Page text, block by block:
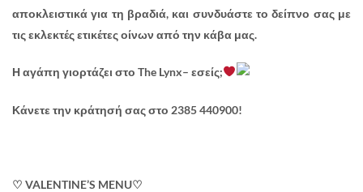
αποκλειστικά για τη βραδιά, και συνδυάστε το δείπνο σας με
τις εκλεκτές ετικέτες οίνων από την κάβα μας.
Η αγάπη γιορτάζει στο The Lynx– εσείς;
Κάνετε την κράτησή σας στο 2385 440900!
♡ VALENTINE’S MENU♡